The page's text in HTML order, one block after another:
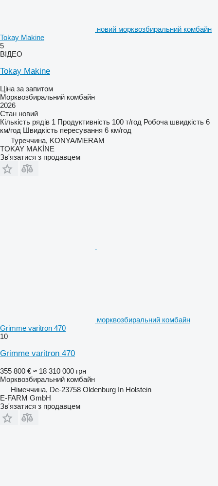
новий морквозбиральний комбайн
Tokay Makine
5
ВІДЕО
Tokay Makine
Ціна за запитом
Морквозбиральний комбайн
2026
Стан новий
Кількість рядів 1 Продуктивність 100 т/год Робоча швидкість 6
км/год Швидкість пересування 6 км/год
Туреччина, KONYA/MERAM
TOKAY MAKİNE
Зв'язатися з продавцем
морквозбиральний комбайн
Grimme varitron 470
10
Grimme varitron 470
355 800 € ≈ 18 310 000 грн
Морквозбиральний комбайн
Німеччина, De-23758 Oldenburg In Holstein
E-FARM GmbH
Зв'язатися з продавцем